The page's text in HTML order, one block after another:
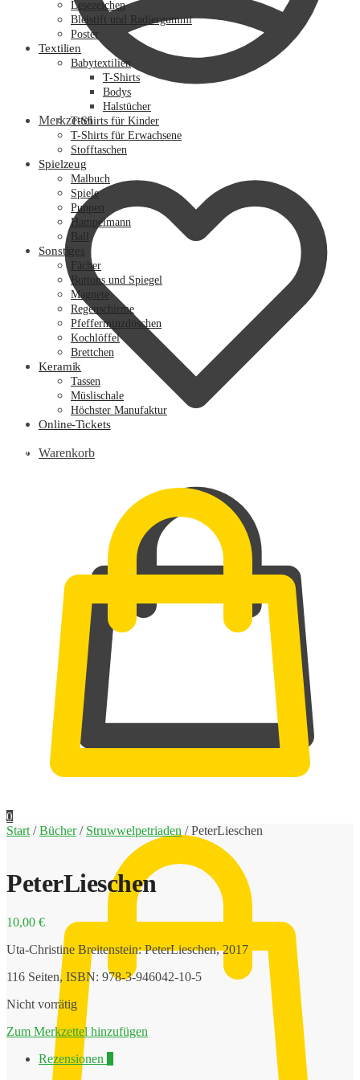
Merkzettel
Warenkorb
Lesezeichen
Bleistift und Radiergummi
Poster
Textilien
Babytextilien
T-Shirts
Bodys
Halstücher
T-Shirts für Kinder
T-Shirts für Erwachsene
Stofftaschen
Spielzeug
Malbuch
Spiele
Puppen
Hampelmann
Ball
Sonstiges
Fächer
Buttons und Spiegel
Magnete
Regenschirme
Pfefferminzdöschen
Kochlöffel
Brettchen
Keramik
Tassen
Müslischale
Höchster Manufaktur
Online-Tickets
0,00
0
Start /Bücher/ Struwwelpetriaden /PeterLieschen
PeterLieschen
10,00 €
Uta-Christine Breitenstein: PeterLieschen, 2017
116 Seiten, ISBN: 978-3-946042-10-5
Nicht vorrätig
Zum Merkzettel hinzufügen
Rezensionen